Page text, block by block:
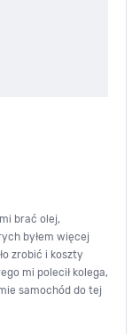
brać olej,
byłem więcej
zrobić i koszty
mi polecił kolega,
samochód do tej